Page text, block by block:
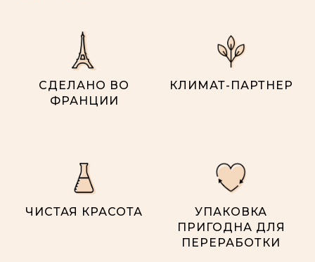
СДЕЛАНО ВО
ФРАНЦИИ
КЛИМАТ-ПАРТНЕР
ЧИСТАЯ КРАСОТА
УПАКОВКА
ПРИГОДНА ДЛЯ
ПЕРЕРАБОТКИ